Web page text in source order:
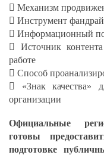
 Механизм
 Инструмент
 Информационный
 Источник
работе
 Способ
 «Знак качества»
организации
Официальные
готовы
подготовке